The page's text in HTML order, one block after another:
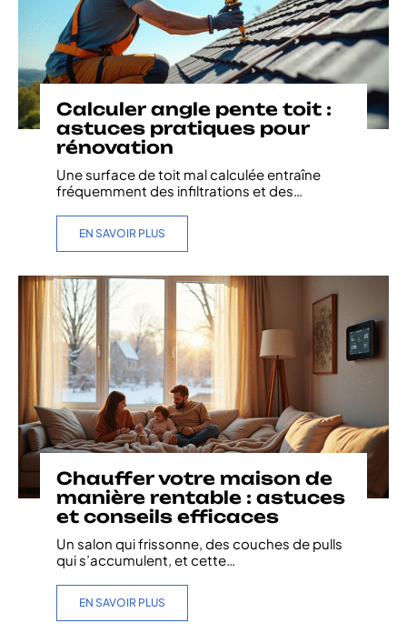
Calculer angle pente toit :
astuces pratiques pour
rénovation
Une surface de toit mal calculée entraîne
fréquemment des infiltrations et des
EN SAVOIR PLUS
Chauffer votre maison de
manière rentable : astuces
et conseils efficaces
Un salon qui frissonne, des couches de pulls
qui s’accumulent, et cette
EN SAVOIR PLUS